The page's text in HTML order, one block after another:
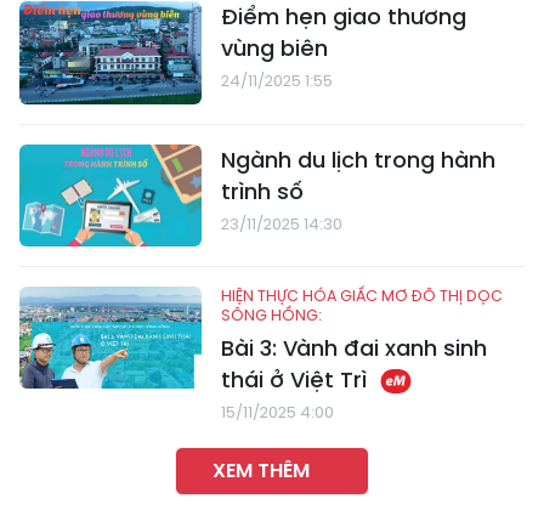
Điểm hẹn giao thương
vùng biên
24/11/2025 1:55
Ngành du lịch trong hành
trình số
23/11/2025 14:30
HIỆN THỰC HÓA GIẤC MƠ ĐÔ THỊ DỌC
SÔNG HỒNG:
Bài 3: Vành đai xanh sinh
thái ở Việt Trì
15/11/2025 4:00
XEM THÊM